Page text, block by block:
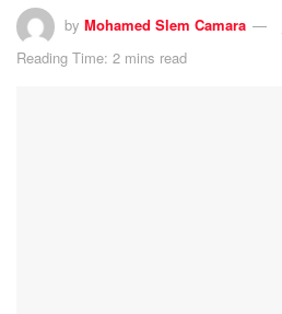
by Mohamed Slem Camara
Reading Time: 2 mins read